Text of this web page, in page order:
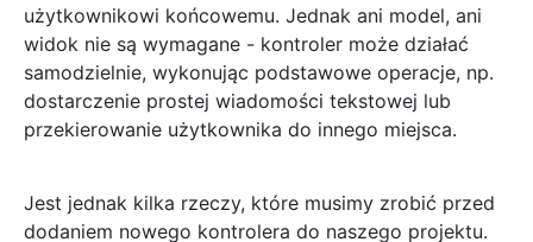
użytkownikowi końcowemu. Jednak ani model, ani
widok nie są wymagane - kontroler może działać
samodzielnie, wykonując podstawowe operacje, np.
dostarczenie prostej wiadomości tekstowej lub
przekierowanie użytkownika do innego miejsca.
Jest jednak kilka rzeczy, które musimy zrobić przed
dodaniem nowego kontrolera do naszego projektu.